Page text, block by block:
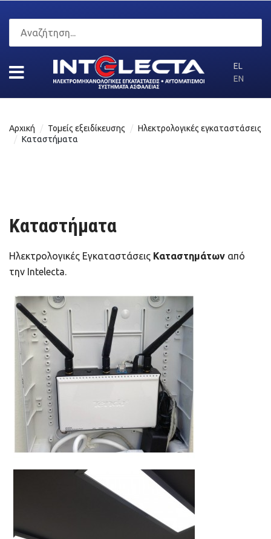
EL
EN
Αρχική Τομείς εξειδίκευσης
Ηλεκτρολογικές εγκαταστάσεις
Καταστήματα
Καταστήματα
Ηλεκτρολογικές Εγκαταστάσεις Καταστημάτων από
την Intelecta.